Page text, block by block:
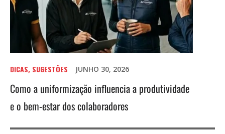
DICAS, SUGESTÕES JUNHO 30, 2026
Como a uniformização influencia a produtividade
e o bem-estar dos colaboradores